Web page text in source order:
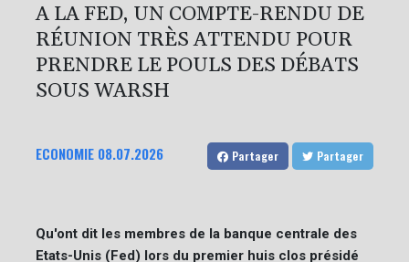
A LA FED, UN COMPTE-RENDU DE
RÉUNION TRÈS ATTENDU POUR
PRENDRE LE POULS DES DÉBATS
SOUS WARSH
ECONOMIE 08.07.2026 Partager Partager
Qu'ont dit les membres de la banque centrale des
Etats-Unis (Fed) lors du premier huis clos présidé